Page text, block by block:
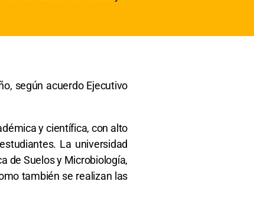
según acuerdo Ejecutivo
y científica, con alto
La universidad
de Suelos y Microbiología,
también se realizan las